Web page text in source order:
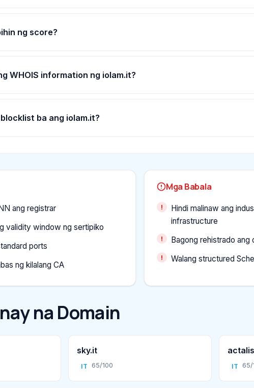
ng score?
WHOIS information ng iolam.it?
ba ang iolam.it?
ang registrar
validity window ng sertipiko
ports
ng kilalang CA
Mga Babala
Hindi malinaw ang
infrastructure
Bagong rehistrado ang
Walang structured
na Domain
sky.it
IT 65/100 IT 65/